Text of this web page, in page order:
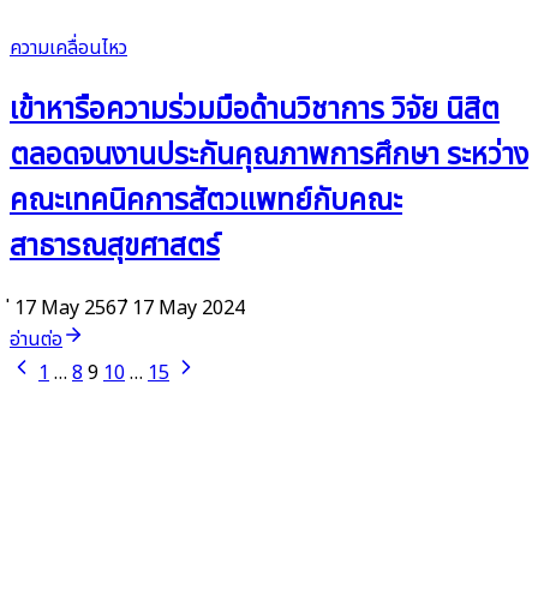
ความเคลื่อนไหว
เข้าหารือความร่วมมือด้านวิชาการ วิจัย นิสิต
ตลอดจนงานประกันคุณภาพการศึกษา ระหว่าง
คณะเทคนิคการสัตวแพทย์กับคณะ
สาธารณสุขศาสตร์
่ 17 May 2567 ่ 17 May 2024
อ่านต่อ
1… 8910… 15